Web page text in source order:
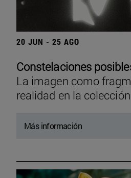
20 JUN - 25 AGO
Constelaciones
La imagen como
realidad en la
Más información